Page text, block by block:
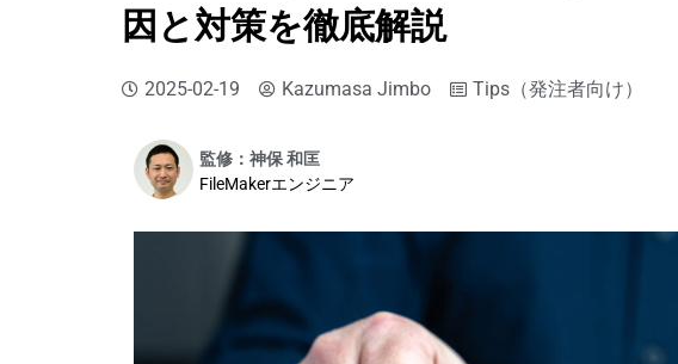
因と対策を徹底解説
2025-02-19 Kazumasa Jimbo Tips（発注者向け）
監修：神保 和匡
FileMakerエンジニア